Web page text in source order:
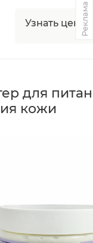
Узнать ценуРеклама
для
кожи